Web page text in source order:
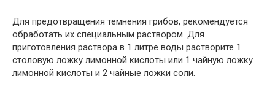
Для предотвращения темнения грибов, рекомендуется
обработать их специальным раствором. Для
приготовления раствора в 1 литре воды растворите 1
столовую ложку лимонной кислоты или 1 чайную ложку
лимонной кислоты и 2 чайные ложки соли.